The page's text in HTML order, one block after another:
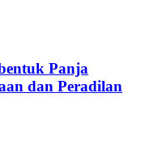
Panja
dan Peradilan